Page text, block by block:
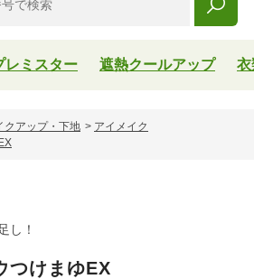
レミスター 遮熱クールアップ 衣
クアップ・下地 > アイメイク
し！
つけまゆEX